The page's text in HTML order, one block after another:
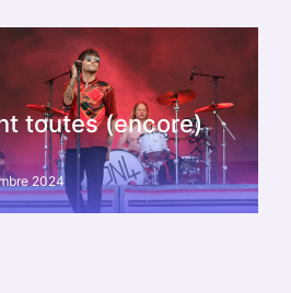
toutes (encore)
2024